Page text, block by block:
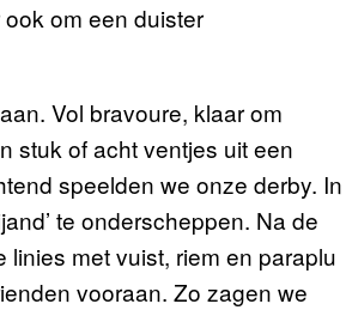
om een duister
Vol bravoure, klaar om
stuk of acht ventjes uit een
speelden we onze derby. In
te onderscheppen. Na de
met vuist, riem en paraplu
vooraan. Zo zagen we